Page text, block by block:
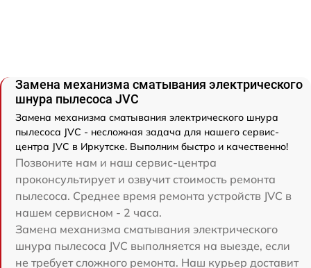
Замена механизма сматывания электрического
шнура пылесоса JVC
Замена механизма сматывания электрического шнура
пылесоса JVC - несложная задача для нашего сервис-
центра JVC в Иркутске. Выполним быстро и качественно!
Позвоните нам и наш сервис-центра
проконсультирует и озвучит стоимость ремонта
пылесоса. Среднее время ремонта устройств JVC в
нашем сервисном - 2 часа.
Замена механизма сматывания электрического
шнура пылесоса JVC выполняется на выезде, если
не требует сложного ремонта. Наш курьер доставит